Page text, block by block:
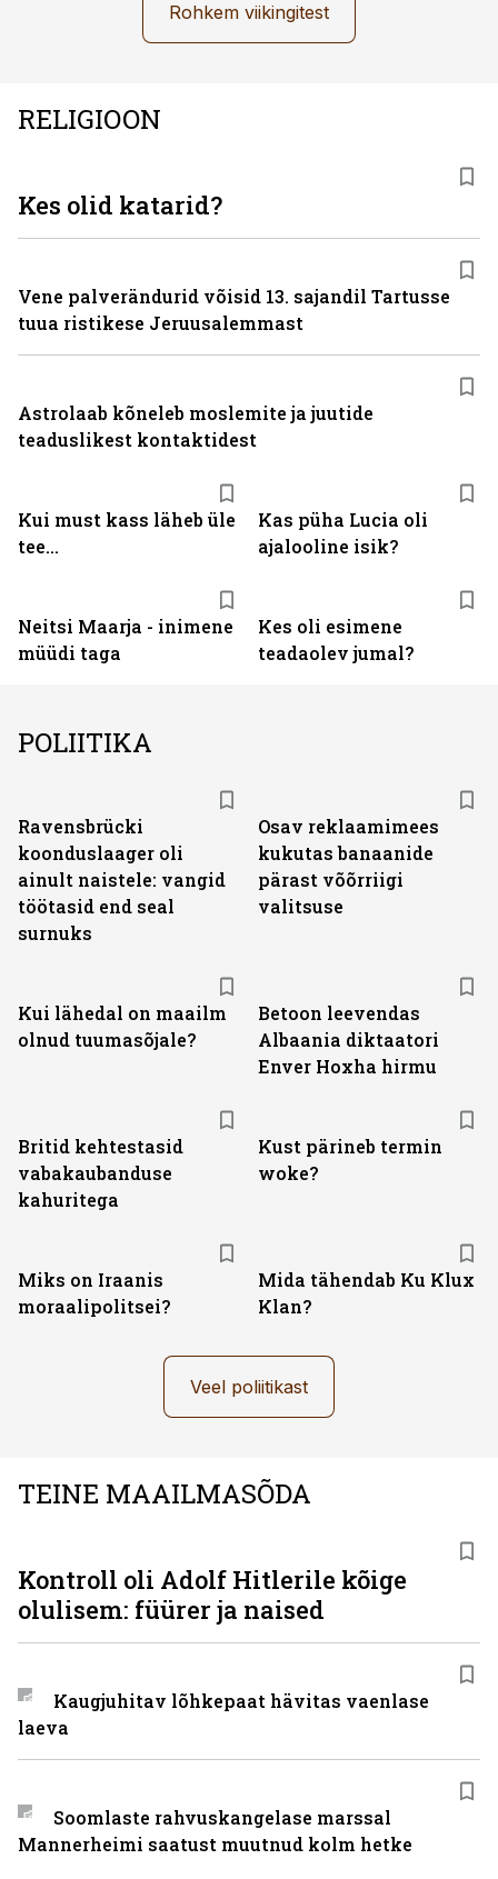
Rohkem viikingitest
RELIGIOON
Kui must kass läheb üle
tee...
Kas püha Lucia oli
ajalooline isik?
Neitsi Maarja - inimene
müüdi taga
Kes oli esimene
teadaolev jumal?
Kes olid katarid?
Vene palverändurid võisid 13. sajandil Tartusse
tuua ristikese Jeruusalemmast
Astrolaab kõneleb moslemite ja juutide
teaduslikest kontaktidest
POLIITIKA
Ravensbrücki
koonduslaager oli
ainult naistele: vangid
töötasid end seal
surnuks
Osav reklaamimees
kukutas banaanide
pärast võõrriigi
valitsuse
Kui lähedal on maailm
olnud tuumasõjale?
Betoon leevendas
Albaania diktaatori
Enver Hoxha hirmu
Britid kehtestasid
vabakaubanduse
kahuritega
Kust pärineb termin
woke?
Miks on Iraanis
moraalipolitsei?
Mida tähendab Ku Klux
Klan?
Veel poliitikast
TEINE MAAILMASÕDA
Kontroll oli Adolf Hitlerile kõige
olulisem: füürer ja naised
Kaugjuhitav lõhkepaat hävitas vaenlase
laeva
Soomlaste rahvuskangelase marssal
Mannerheimi saatust muutnud kolm hetke